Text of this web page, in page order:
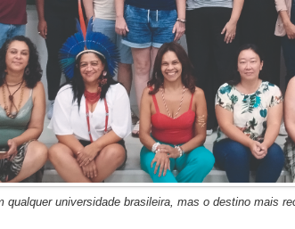
qualquer universidade brasileira, mas o destino mais